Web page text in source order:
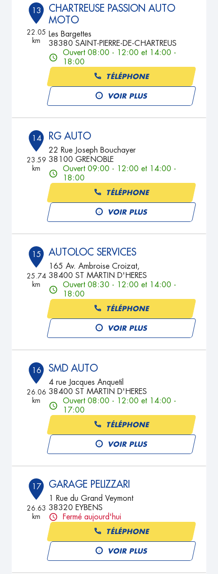
13
22.05
km
CHARTREUSE PASSION AUTO
MOTO
Les Bargettes
38380 SAINT-PIERRE-DE-CHARTREUS
Ouvert 08:00 - 12:00 et 14:00 -
18:00
TÉLÉPHONE
VOIR PLUS
14
23.59
km
RG AUTO
22 Rue Joseph Bouchayer
38100 GRENOBLE
Ouvert 09:00 - 12:00 et 14:00 -
18:00
TÉLÉPHONE
VOIR PLUS
15
25.74
km
AUTOLOC SERVICES
165 Av. Ambroise Croizat,
38400 ST MARTIN D'HERES
Ouvert 08:30 - 12:00 et 14:00 -
18:00
TÉLÉPHONE
VOIR PLUS
16
26.06
km
SMD AUTO
4 rue Jacques Anquetil
38400 ST MARTIN D'HERES
Ouvert 08:00 - 12:00 et 14:00 -
17:00
TÉLÉPHONE
VOIR PLUS
17
26.63
km
GARAGE PELIZZARI
1 Rue du Grand Veymont
38320 EYBENS
Fermé aujourd'hui
TÉLÉPHONE
VOIR PLUS